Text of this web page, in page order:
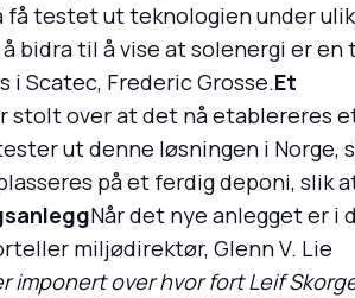
få testet ut teknologien under
bidra til å vise at solenergi er en
i Scatec, Frederic Grosse.Et
stolt over at det nå etablereres
ut denne løsningen i Norge,
på et ferdig deponi, slik
Når det nye anlegget er i
miljødirektør, Glenn V. Lie
imponert over hvor fort Leif